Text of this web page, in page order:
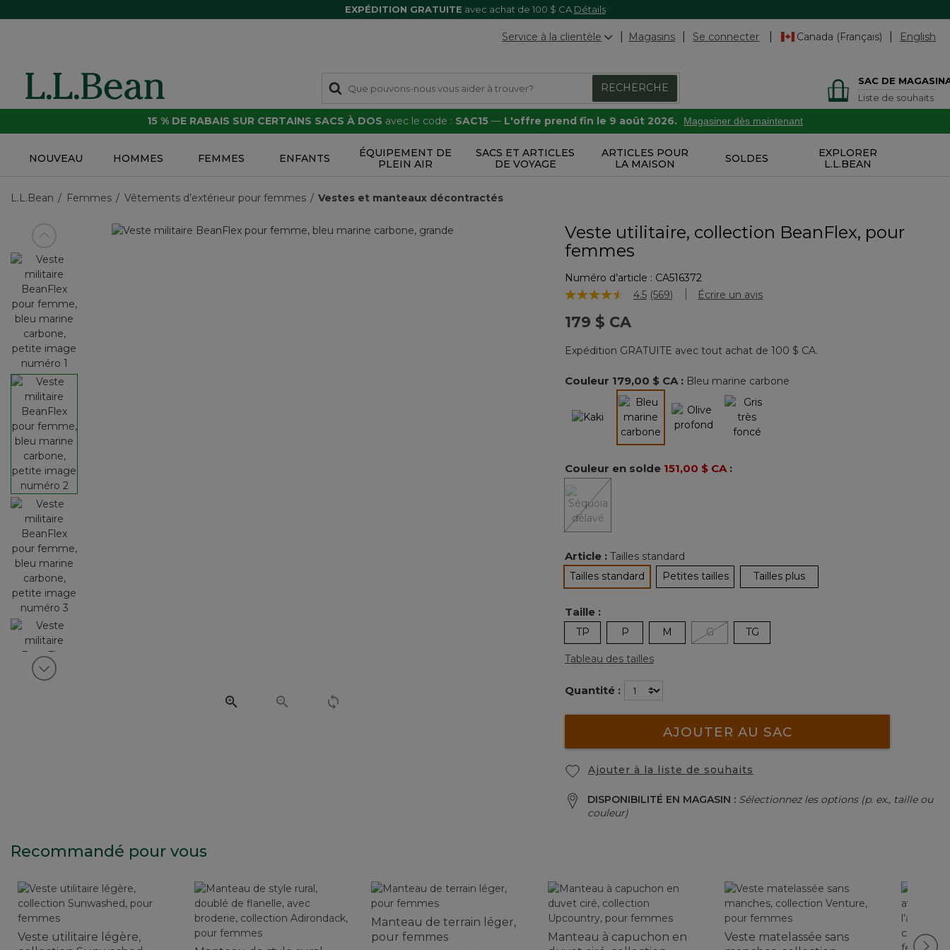
EXPÉDITION GRATUITE avec achat de 100 $ CA Détails
Service à la clientèle Magasins Se connecter Canada (Français) English
RECHERCHE
SAC DE
Liste de souhaits
15 % DE RABAIS SUR CERTAINS SACS À DOS avec le code : SAC15 — L'offre prend fin le 9 août 2026. Magasiner dès maintenant
NOUVEAU HOMMES FEMMES ENFANTS
ÉQUIPEMENT DE
PLEIN AIR
SACS ET ARTICLES
DE VOYAGE
ARTICLES POUR
LA MAISON
SOLDES
EXPLORER
L.L.BEAN
L.L.Bean Femmes Vêtements d’extérieur pour femmes Vestes et manteaux décontractés
Voir article précédent
Voir article suivant
Veste utilitaire, collection BeanFlex, pour
femmes
Numéro d’article : CA516372
3,3 sur 5 Évaluation des clients
4.5 Lire
Lien
vers
même
page.
(569) Écrire un avis
179 $ CA
Expédition GRATUITE avec tout achat de 100 $ CA.
Couleur 179,00 $ CA: Bleu marine carbone
sélectionné
Couleur en solde 151,00 $ CA:
Article : Tailles standard
Tailles standard
sélectionné
Petites tailles Tailles plus
Taille :
TP P M G TG
Tableau des tailles
Quantité :
AJOUTER AU SAC
Ajouter à la liste de souhaits
DISPONIBILITÉ EN MAGASIN : Sélectionnez les options (p. ex., taille ou
couleur)
Recommandé pour vous
Veste utilitaire légère,
Manteau de terrain léger,
pour femmes
Manteau à capuchon en
Veste matelassée sans